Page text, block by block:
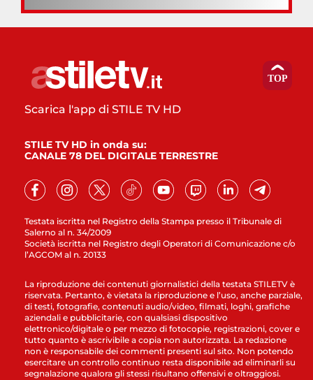
Testata iscritta nel Registro della Stampa presso il Tribunale di
Salerno al n. 34/2009
Società iscritta nel Registro degli Operatori di Comunicazione c/o
l’AGCOM al n. 20133
Scarica l'app di STILE TV HD
STILE TV HD in onda su:
CANALE 78 DEL DIGITALE TERRESTRE
La riproduzione dei contenuti giornalistici della testata STILETV è
riservata. Pertanto, è vietata la riproduzione e l’uso, anche parziale,
di testi, fotografie, contenuti audio/video, filmati, loghi, grafiche
aziendali e pubblicitarie, con qualsiasi dispositivo
elettronico/digitale o per mezzo di fotocopie, registrazioni, cover e
tutto quanto è ascrivibile a copia non autorizzata. La redazione
non è responsabile dei commenti presenti sul sito. Non potendo
esercitare un controllo continuo resta disponibile ad eliminarli su
segnalazione qualora gli stessi risultano offensivi e oltraggiosi.